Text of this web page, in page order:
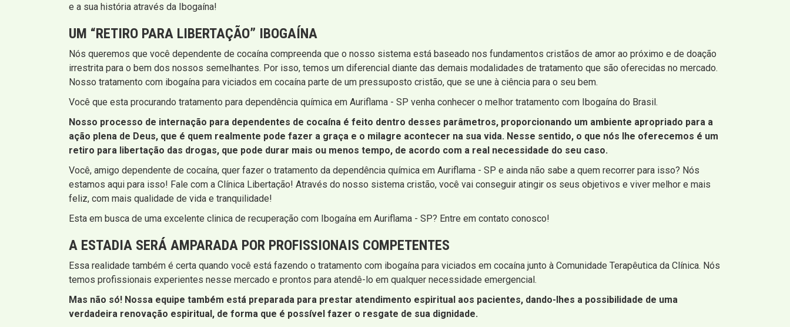
e a sua história através da Ibogaína!
UM “RETIRO PARA LIBERTAÇÃO” IBOGAÍNA
Nós queremos que você dependente de cocaína compreenda que o nosso sistema está baseado nos fundamentos cristãos de amor ao próximo e de doação
irrestrita para o bem dos nossos semelhantes. Por isso, temos um diferencial diante das demais modalidades de tratamento que são oferecidas no mercado.
Nosso tratamento com ibogaína para viciados em cocaína parte de um pressuposto cristão, que se une à ciência para o seu bem.
Você que esta procurando tratamento para dependência química em Auriflama - SP venha conhecer o melhor tratamento com Ibogaína do Brasil.
Nosso processo de internação para dependentes de cocaína é feito dentro desses parâmetros, proporcionando um ambiente apropriado para a
ação plena de Deus, que é quem realmente pode fazer a graça e o milagre acontecer na sua vida. Nesse sentido, o que nós lhe oferecemos é um
retiro para libertação das drogas, que pode durar mais ou menos tempo, de acordo com a real necessidade do seu caso.
Você, amigo dependente de cocaína, quer fazer o tratamento da dependência química em Auriflama - SP e ainda não sabe a quem recorrer para isso? Nós
estamos aqui para isso! Fale com a Clínica Libertação! Através do nosso sistema cristão, você vai conseguir atingir os seus objetivos e viver melhor e mais
feliz, com mais qualidade de vida e tranquilidade!
Esta em busca de uma excelente clinica de recuperação com Ibogaína em Auriflama - SP? Entre em contato conosco!
A ESTADIA SERÁ AMPARADA POR PROFISSIONAIS COMPETENTES
Essa realidade também é certa quando você está fazendo o tratamento com ibogaína para viciados em cocaína junto à Comunidade Terapêutica da Clínica. Nós
temos profissionais experientes nesse mercado e prontos para atendê-lo em qualquer necessidade emergencial.
Mas não só! Nossa equipe também está preparada para prestar atendimento espiritual aos pacientes, dando-lhes a possibilidade de uma
verdadeira renovação espiritual, de forma que é possível fazer o resgate de sua dignidade.